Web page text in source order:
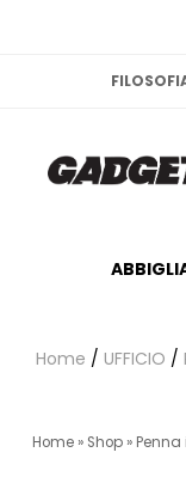
Home / UFFICIO /
Home » Shop » Penna